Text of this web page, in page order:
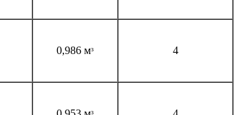
0,986 мᶟ 4